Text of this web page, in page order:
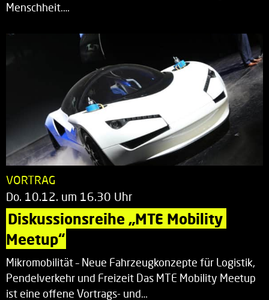
Menschheit.…
VORTRAG
Do. 10.12. um 16.30 Uhr
Diskussionsreihe „MTE Mobility
Meetup“
Mikromobilität – Neue Fahrzeugkonzepte für Logistik,
Pendelverkehr und Freizeit Das MTE Mobility Meetup
ist eine offene Vortrags- und…